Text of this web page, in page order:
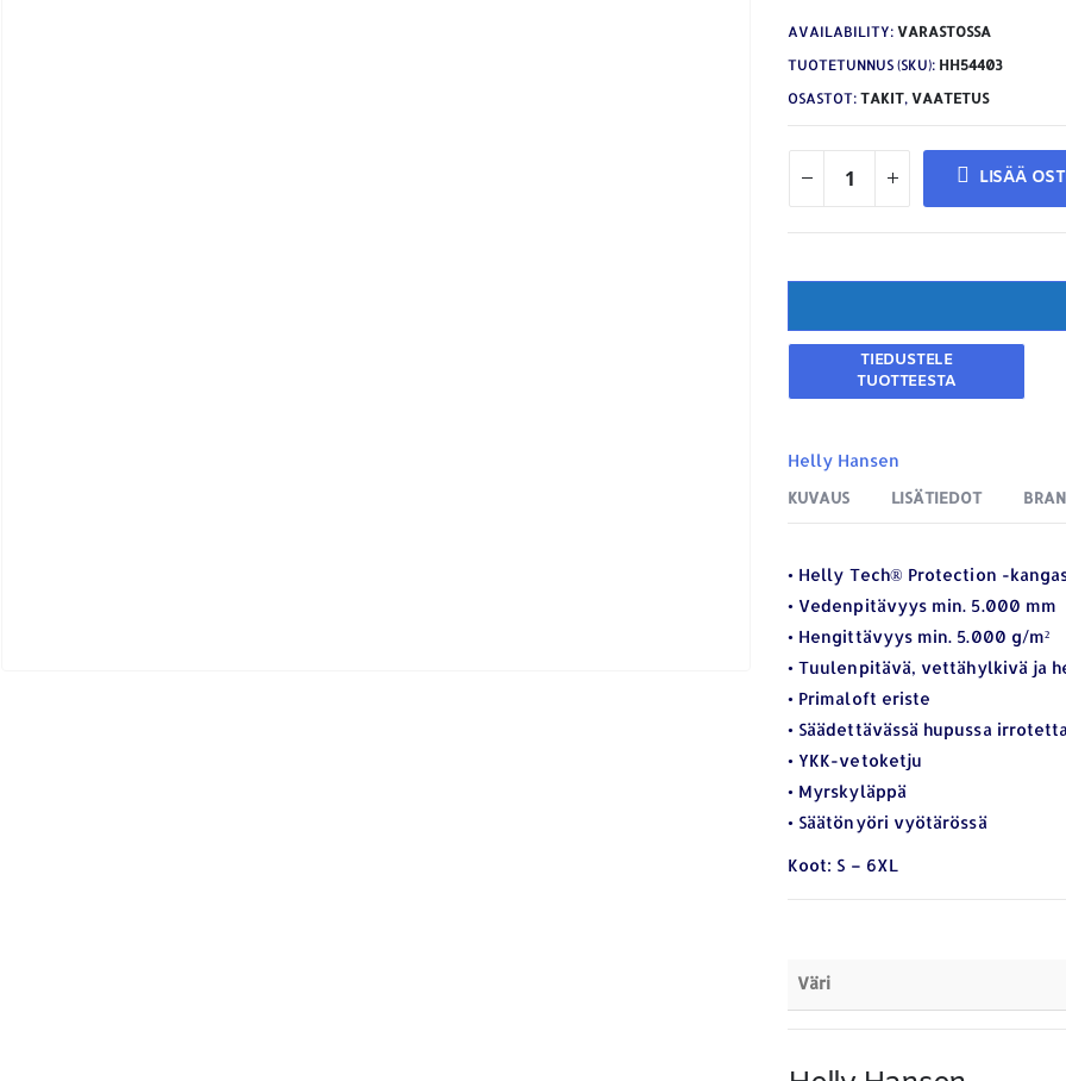
AVAILABILITY: VARASTOSSA
TUOTETUNNUS (SKU): HH54403
OSASTOT: TAKIT, VAATETUS
LISÄÄ
Helly Hansen
KUVAUS LISÄTIEDOT
• Helly Tech® Protection -
• Vedenpitävyys min. 5.000 mm
• Hengittävyys min. 5.000 g/m²
• Tuulenpitävä, vettähylkivä ja
• Primaloft eriste
• Säädettävässä hupussa
• YKK-vetoketju
• Myrskyläppä
• Säätönyöri vyötärössä
Koot: S – 6XL
Väri